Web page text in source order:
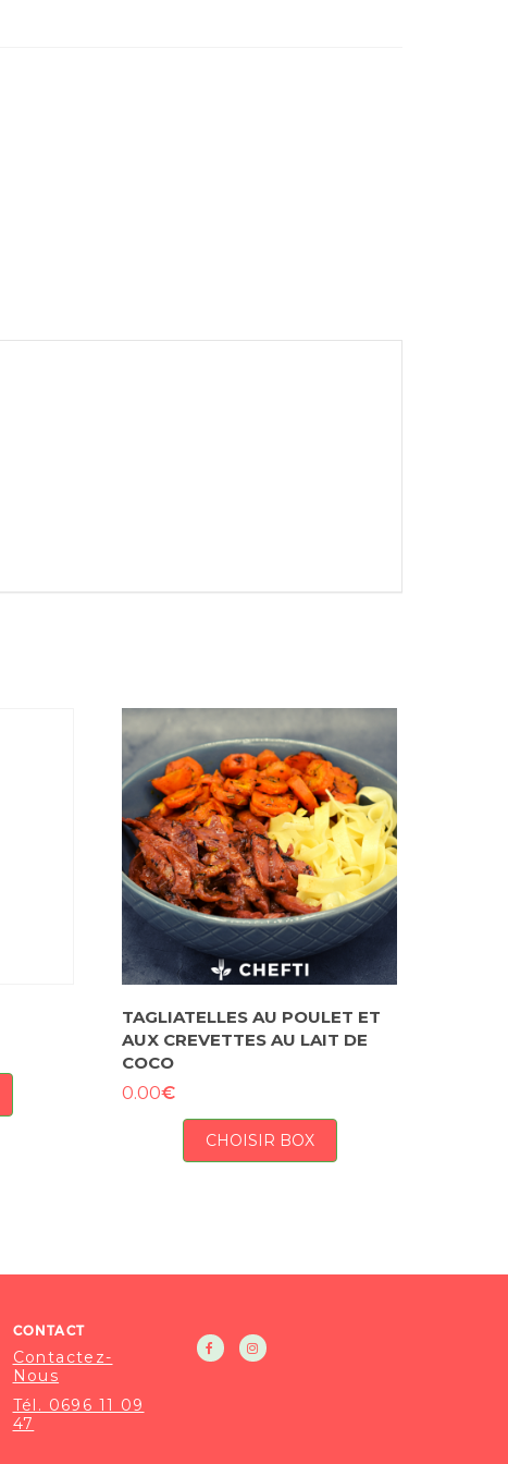
TAGLIATELLES AU POULET ET
AUX CREVETTES AU LAIT DE
COCO
0.00€
CHOISIR BOX
CONTACT
Contactez-
Nous
Tél. 0696 11 09
47